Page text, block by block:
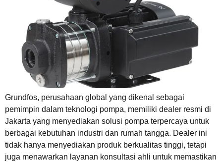
Grundfos, perusahaan global yang dikenal sebagai
pemimpin dalam teknologi pompa, memiliki dealer resmi di
Jakarta yang menyediakan solusi pompa terpercaya untuk
berbagai kebutuhan industri dan rumah tangga. Dealer ini
tidak hanya menyediakan produk berkualitas tinggi, tetapi
juga menawarkan layanan konsultasi ahli untuk memastikan